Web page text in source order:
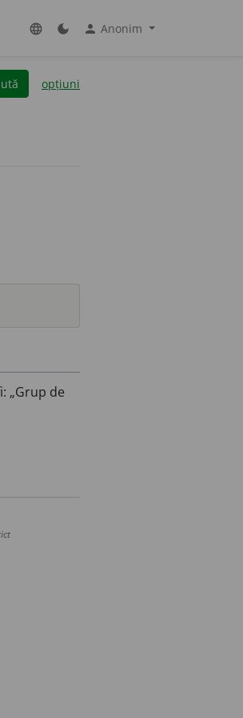
language dark_mode person Anonim
opțiuni
„Grup de